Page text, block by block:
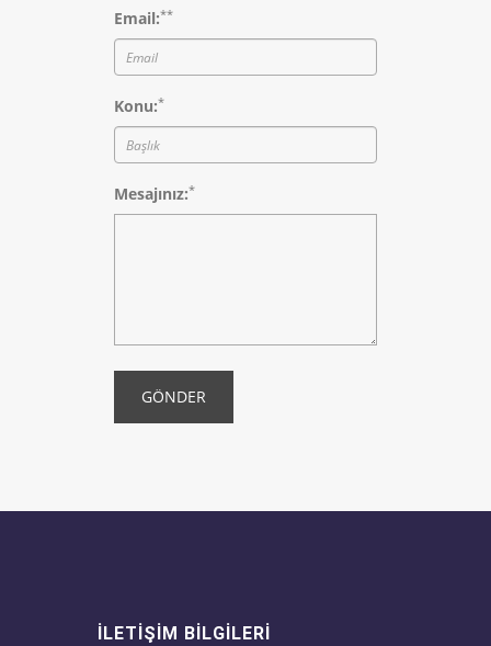
Email:**
Konu:*
Mesajınız:*
GÖNDER
İLETIŞIM BILGILERI